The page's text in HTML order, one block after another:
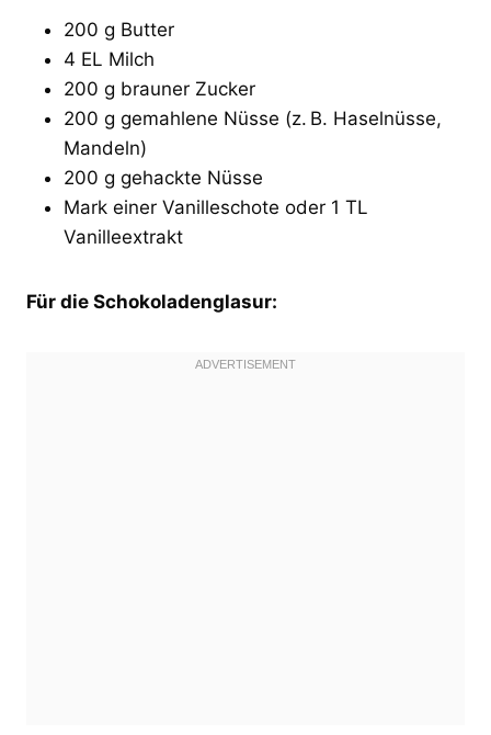
200 g Butter
4 EL Milch
200 g brauner Zucker
200 g gemahlene Nüsse (z. B. Haselnüsse,
Mandeln)
200 g gehackte Nüsse
Mark einer Vanilleschote oder 1 TL
Vanilleextrakt
Für die Schokoladenglasur: